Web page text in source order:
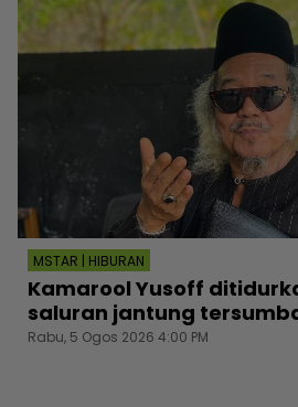
MSTAR | HIBURAN
Kamarool Yusoff
saluran jantung
Rabu, 5 Ogos 2026 4:00 PM